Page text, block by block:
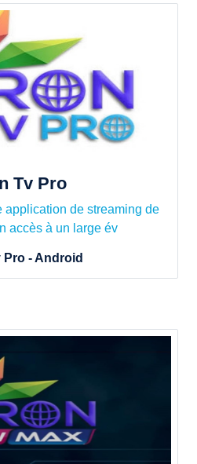
Tv Pro
application de streaming de
accès à un large év
Pro - Android